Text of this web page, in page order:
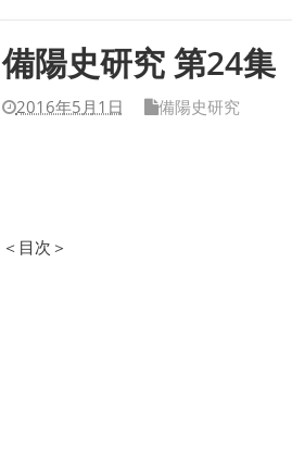
備陽史研究 第24集
2016年5月1日 備陽史研究
＜目次＞